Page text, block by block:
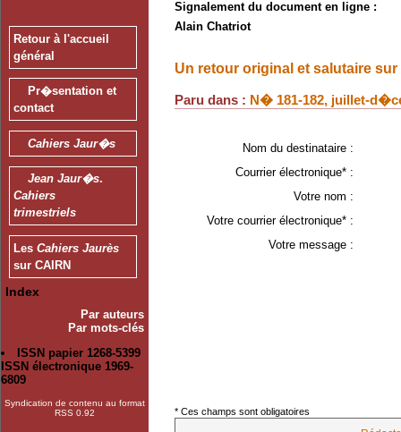
Retour à l'accueil
général
Pr�sentation et
contact
Cahiers Jaur�s
Jean Jaur�s.
Cahiers
trimestriels
Les Cahiers Jaurès
sur CAIRN
Index
Par auteurs
Par mots-clés
ISSN papier 1268-5399
ISSN électronique 1969-
6809
Syndication de contenu au format
RSS 0.92
Signalement du document en ligne :
Alain Chatriot
Un retour original et salutaire
Paru dans : N� 181-182, juillet-
Nom du destinataire :
Courrier électronique* :
Votre nom :
Votre courrier électronique* :
Votre message :
* Ces champs sont obligatoires